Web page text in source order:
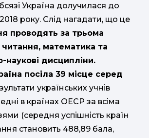
Україна долучилася до
2018 року. Слід нагадати, що це
проводять за трьома
математика та
наукові дисципліни.
посіла 39 місце серед
українських учнів
в країнах ОЕСР за всіма
(середня успішність країн
становить 488,89 бала,